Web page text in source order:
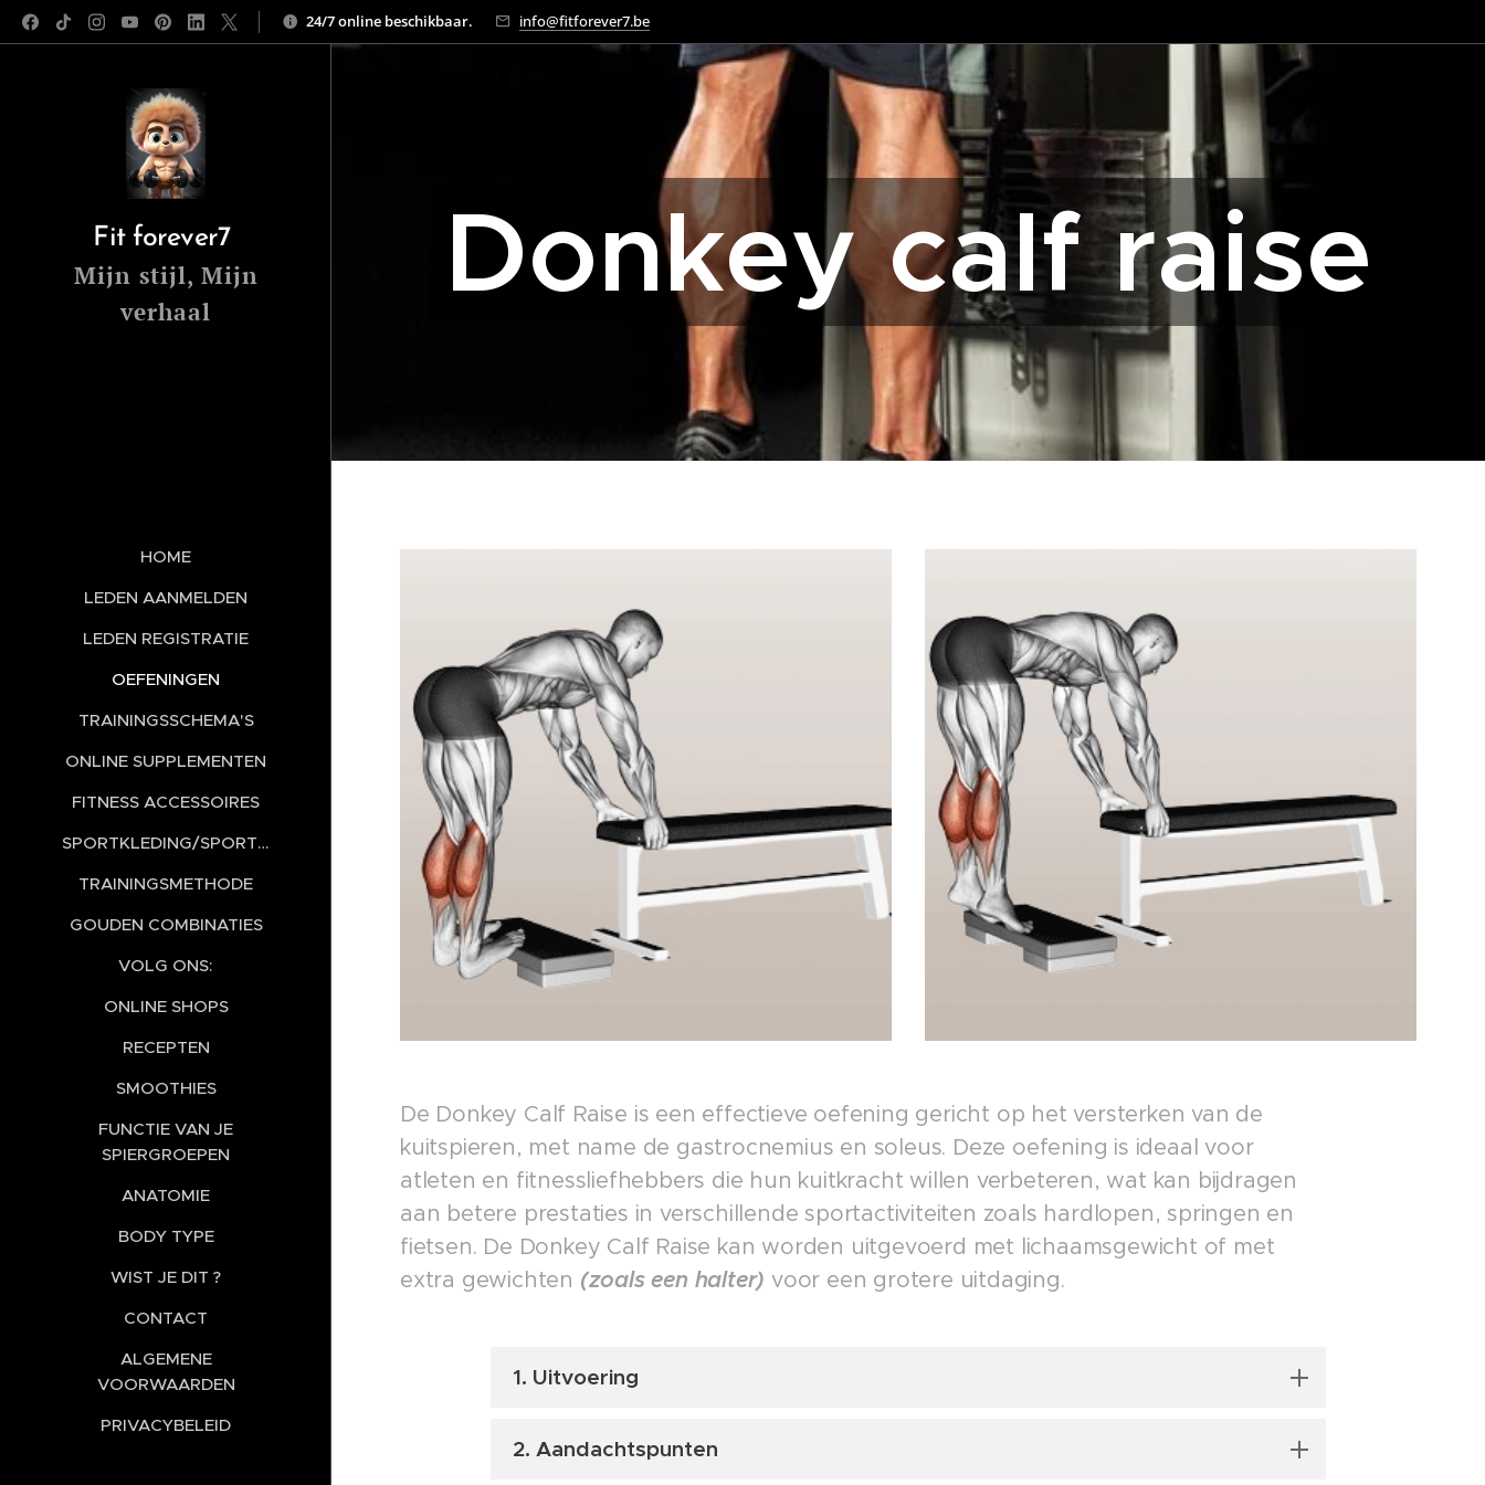
24/7 online beschikbaar. info@fitforever7.be
Fit forever7
Mijn stijl, Mijn
verhaal
HOME
LEDEN AANMELDEN
LEDEN REGISTRATIE
OEFENINGEN
TRAININGSSCHEMA'S
ONLINE SUPPLEMENTEN
FITNESS ACCESSOIRES
SPORTKLEDING/SPORTSCHOENEN
TRAININGSMETHODE
GOUDEN COMBINATIES
VOLG ONS:
ONLINE SHOPS
RECEPTEN
SMOOTHIES
FUNCTIE VAN JE
SPIERGROEPEN
ANATOMIE
BODY TYPE
WIST JE DIT ?
CONTACT
ALGEMENE
VOORWAARDEN
PRIVACYBELEID
Donkey calf raise
De Donkey Calf Raise is een effectieve oefening gericht op het versterken van de
kuitspieren, met name de gastrocnemius en soleus. Deze oefening is ideaal voor
atleten en fitnessliefhebbers die hun kuitkracht willen verbeteren, wat kan bijdragen
aan betere prestaties in verschillende sportactiviteiten zoals hardlopen, springen en
fietsen. De Donkey Calf Raise kan worden uitgevoerd met lichaamsgewicht of met
extra gewichten (zoals een halter) voor een grotere uitdaging.
1. Uitvoering
schijf)met je voeten op heupbreedte uit elkaar.
2. Aandachtspunten